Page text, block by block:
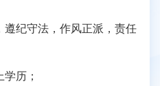
遵纪守法，作风正派，责任
历；